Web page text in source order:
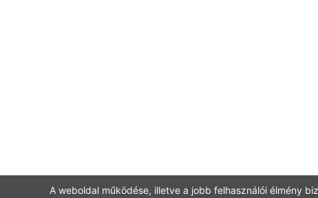
A weboldal működése, illetve a jobb felhasználói élmény